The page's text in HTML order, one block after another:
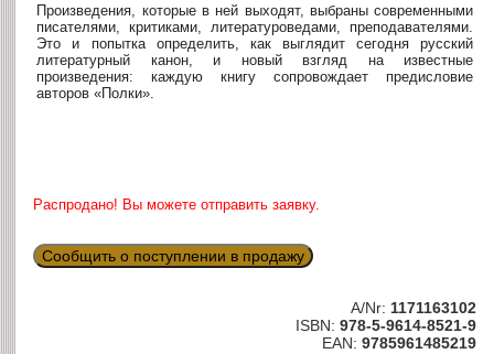
Произведения, которые в ней выходят, выбраны современными
писателями, критиками, литературоведами, преподавателями.
Это и попытка определить, как выглядит сегодня русский
литературный канон, и новый взгляд на известные
произведения: каждую книгу сопровождает предисловие
авторов «Полки».
Распродано! Вы можете отправить заявку.
Сообщить о поступлении в продажу
A/Nr: 1171163102
ISBN: 978-5-9614-8521-9
EAN: 9785961485219